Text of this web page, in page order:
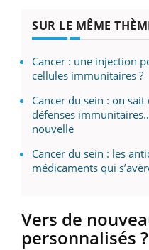
SUR LE MÊME
Cancer : une injection
cellules immunitaires ?
Cancer du sein : on
défenses
nouvelle
Cancer du sein : les
médicaments qui
Vers de
personnalisés ?